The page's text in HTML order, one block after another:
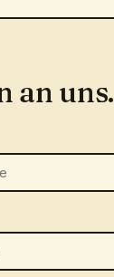
an uns.